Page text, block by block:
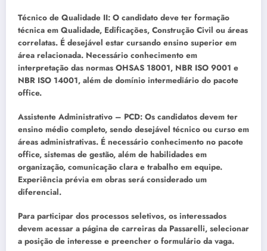
Técnico de Qualidade II: O candidato deve ter formação
técnica em Qualidade, Edificações, Construção Civil ou áreas
correlatas. É desejável estar cursando ensino superior em
área relacionada. Necessário conhecimento em
interpretação das normas OHSAS 18001, NBR ISO 9001 e
NBR ISO 14001, além de domínio intermediário do pacote
office.
Assistente Administrativo – PCD: Os candidatos devem ter
ensino médio completo, sendo desejável técnico ou curso em
áreas administrativas. É necessário conhecimento no pacote
office, sistemas de gestão, além de habilidades em
organização, comunicação clara e trabalho em equipe.
Experiência prévia em obras será considerado um
diferencial.
Para participar dos processos seletivos, os interessados
devem acessar a página de carreiras da Passarelli, selecionar
a posição de interesse e preencher o formulário da vaga.